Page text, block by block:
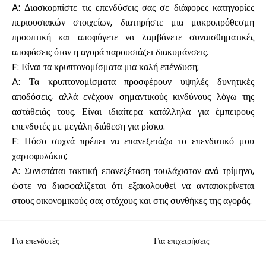
A: Διασκορπίστε τις επενδύσεις σας σε διάφορες κατηγορίες
περιουσιακών στοιχείων, διατηρήστε μια μακροπρόθεσμη
προοπτική και αποφύγετε να λαμβάνετε συναισθηματικές
αποφάσεις όταν η αγορά παρουσιάζει διακυμάνσεις.
F: Είναι τα κρυπτονομίσματα μια καλή επένδυση;
A: Τα κρυπτονομίσματα προσφέρουν υψηλές δυνητικές
αποδόσεις, αλλά ενέχουν σημαντικούς κινδύνους λόγω της
αστάθειάς τους. Είναι ιδιαίτερα κατάλληλα για έμπειρους
επενδυτές με μεγάλη διάθεση για ρίσκο.
F: Πόσο συχνά πρέπει να επανεξετάζω το επενδυτικό μου
χαρτοφυλάκιο;
A: Συνιστάται τακτική επανεξέταση τουλάχιστον ανά τρίμηνο,
ώστε να διασφαλίζεται ότι εξακολουθεί να ανταποκρίνεται
στους οικονομικούς σας στόχους και στις συνθήκες της αγοράς.
Για επενδυτές Για επιχειρήσεις